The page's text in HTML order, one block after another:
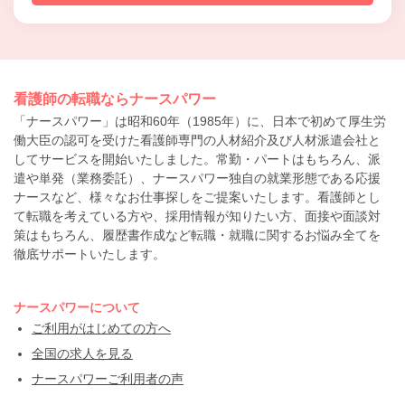
看護師の転職ならナースパワー
「ナースパワー」は昭和60年（1985年）に、日本で初めて厚生労
働大臣の認可を受けた看護師専門の人材紹介及び人材派遣会社と
してサービスを開始いたしました。常勤・パートはもちろん、派
遣や単発（業務委託）、ナースパワー独自の就業形態である応援
ナースなど、様々なお仕事探しをご提案いたします。看護師とし
て転職を考えている方や、採用情報が知りたい方、面接や面談対
策はもちろん、履歴書作成など転職・就職に関するお悩み全てを
徹底サポートいたします。
ナースパワーについて
ご利用がはじめての方へ
全国の求人を見る
ナースパワーご利用者の声